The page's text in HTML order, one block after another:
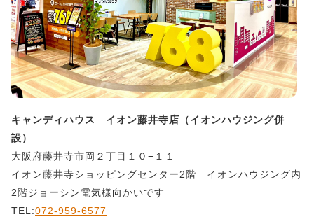
キャンディハウス イオン藤井寺店（イオンハウジング併
設）
大阪府藤井寺市岡２丁目１０−１１
イオン藤井寺ショッピングセンター2階 イオンハウジング内
2階ジョーシン電気様向かいです
TEL:072-959-6577